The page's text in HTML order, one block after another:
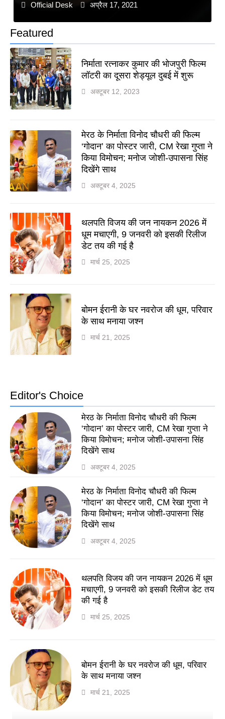
Featured
निर्माता रत्नाकर कुमार की भोजपुरी फिल्म
लॉटरी का दूसरा शेड्यूल दुबई में शुरू
अक्टूबर 12, 2023
मेरठ के निर्माता विनोद चौधरी की फिल्म
‘गोदान’ का पोस्टर जारी, CM रेखा गुप्ता ने
किया विमोचन; मनोज जोशी-उपासना सिंह
दिखेंगे साथ
अक्टूबर 4, 2025
थलपति विजय की जन नायकन 2026 में
धूम मचाएगी, 9 जनवरी को इसकी रिलीज
डेट तय की गई है
मार्च 25, 2025
बोमन ईरानी के घर नवरोज की धूम, परिवार
के साथ मनाया जश्न
मार्च 21, 2025
Official Desk अप्रैल 17, 2021
Editor's Choice
मेरठ के निर्माता विनोद चौधरी की फिल्म
‘गोदान’ का पोस्टर जारी, CM रेखा गुप्ता ने
किया विमोचन; मनोज जोशी-उपासना सिंह
दिखेंगे साथ
अक्टूबर 4, 2025
मेरठ के निर्माता विनोद चौधरी की फिल्म
‘गोदान’ का पोस्टर जारी, CM रेखा गुप्ता ने
किया विमोचन; मनोज जोशी-उपासना सिंह
दिखेंगे साथ
अक्टूबर 4, 2025
थलपति विजय की जन नायकन 2026 में धूम
मचाएगी, 9 जनवरी को इसकी रिलीज डेट तय
की गई है
मार्च 25, 2025
बोमन ईरानी के घर नवरोज की धूम, परिवार
के साथ मनाया जश्न
मार्च 21, 2025